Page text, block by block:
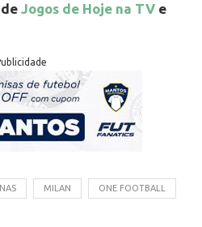
Jogos de Hoje na TV e
MILAN ONE FOOTBALL